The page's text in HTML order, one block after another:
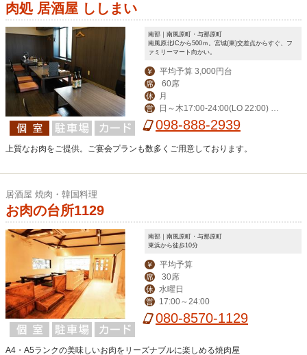
肉処 居酒屋 ししまい
南部｜南風原町・与那原町
南風原北ICから500ｍ。宮城(東)交差点からすぐ、フ
ァミリーマート向かい。
￥ 平均予算 3,000円台
席 60席
休 月
営
日～木17:00-24:00(LO 22:00) 金
土17:00-翌1:00(LO 23:00)
098-888-2939
上質なお肉をご提供。ご宴会プランも数多くご用意しております。
居酒屋 焼肉・韓国料理
お肉の台所1129
南部｜南風原町・与那原町
東浜から徒歩10分
￥ 平均予算
席 30席
休 水曜日
営 17:00～24:00
080-8570-1129
A4・A5ランクの美味しいお肉をリーズナブルに楽しめる焼肉屋